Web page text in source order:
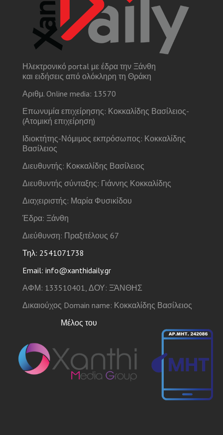
Ηλεκτρονικό portal με έδρα την Ξάνθη
και ειδήσεις από ολόκληρη τη Θράκη
Αριθμ. Online media: 13570
Επωνυμία επιχείρησης: Κοκκαλίδης Βασίλειος-
(Ατομική επιχείρηση)
Ιδιοκτήτης-Νόμιμος εκπρόσωπος: Κοκκαλίδης
Βασίλειος
Διευθυντής: Κοκκαλίδης Βασίλειος
Διευθυντής σύνταξης: Γιάννης Κοκκαλίδης
Διαχειριστής: Μαρία Φυσικίδου
Έδρα: Ξάνθη
Διεύθυνση: Πραξιτέλους 67
Τηλ: 2541071738
Email: info@xanthidaily.gr
ΑΦΜ: 133510401, ΔΟΥ: ΞΆΝΘΗΣ
Δικαιούχος Domain name: Κοκκαλίδης Βασίλειος
Μέλος του